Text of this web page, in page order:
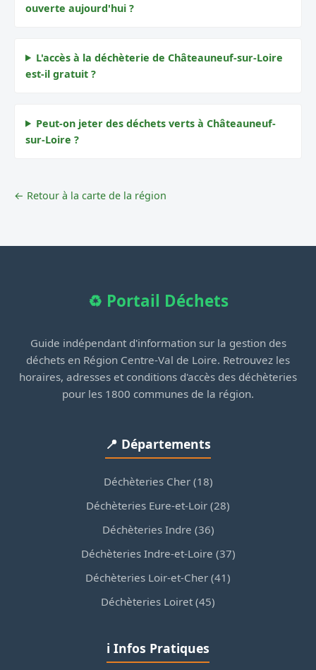
ouverte aujourd'hui ?
L'accès à la déchèterie de Châteauneuf-sur-Loire
est-il gratuit ?
Peut-on jeter des déchets verts à Châteauneuf-
sur-Loire ?
← Retour à la carte de la région
♻️ Portail Déchets
Guide indépendant d'information sur la gestion des
déchets en Région Centre-Val de Loire. Retrouvez les
horaires, adresses et conditions d'accès des déchèteries
pour les 1800 communes de la région.
📍 Départements
Déchèteries Cher (18)
Déchèteries Eure-et-Loir (28)
Déchèteries Indre (36)
Déchèteries Indre-et-Loire (37)
Déchèteries Loir-et-Cher (41)
Déchèteries Loiret (45)
ℹ️ Infos Pratiques